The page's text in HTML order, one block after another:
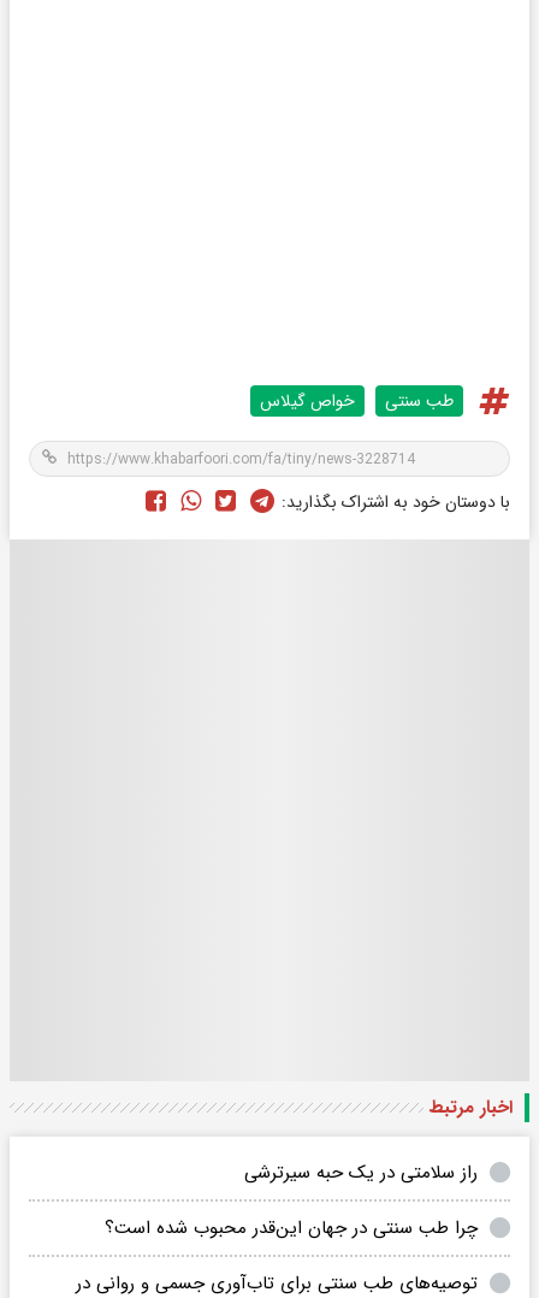
طب سنتی خواص گیلاس
با دوستان خود به اشتراک بگذارید:
اخبار مرتبط
راز سلامتی در یک حبه سیرترشی
چرا طب سنتی در جهان این‌قدر محبوب شده است؟
توصیه‌های طب سنتی برای تاب‌آوری جسمی و روانی در